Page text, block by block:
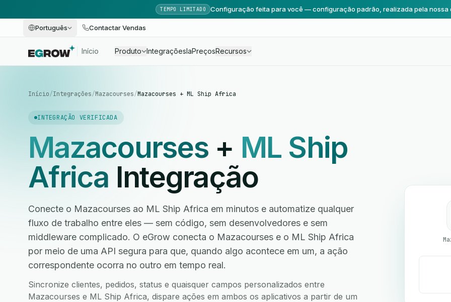
TEMPO LIMITADO Configuração feita para você — configuração padrão, realizada pela nossa
Português Contactar Vendas
Início Produto IntegraçõesIaPreçosRecursos
Início/Integrações/Mazacourses/Mazacourses + ML Ship Africa
INTEGRAÇÃO VERIFICADA
Mazacourses+ ML Ship
Africa Integração
Conecte o Mazacourses ao ML Ship Africa em minutos e automatize qualquer
fluxo de trabalho entre eles — sem código, sem desenvolvedores e sem
middleware complicado. O eGrow conecta o Mazacourses e o ML Ship Africa
por meio de uma API segura para que, quando algo acontece em um, a ação
correspondente ocorra no outro em tempo real.
Sincronize clientes, pedidos, status e quaisquer campos personalizados entre
Mazacourses e ML Ship Africa, dispare ações em ambos os aplicativos a partir de um